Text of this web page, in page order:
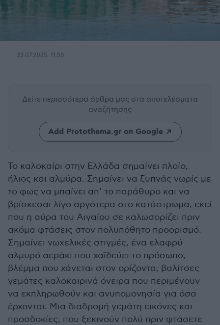
23.07.2025, 11:58
Δείτε περισσότερα άρθρα μας στα αποτελέσματα
αναζήτησης
Add Protothema.gr on Google
Το καλοκαίρι στην Ελλάδα σημαίνει πλοίο,
ήλιος και αλμύρα. Σημαίνει να ξυπνάς νωρίς με
το φως να μπαίνει απ’ το παράθυρο και να
βρίσκεσαι λίγο αργότερα στο κατάστρωμα, εκεί
που η αύρα του Αιγαίου σε καλωσορίζει πριν
ακόμα φτάσεις στον πολυπόθητο προορισμό.
Σημαίνει νωχελικές στιγμές, ένα ελαφρύ
αλμυρό αεράκι που χαϊδεύει το πρόσωπο,
βλέμμα που χάνεται στον ορίζοντα, βαλίτσες
γεμάτες καλοκαιρινά όνειρα που περιμένουν
να εκπληρωθούν και ανυπομονησία για όσα
έρχονται. Μια διαδρομή γεμάτη εικόνες και
προσδοκίες, που ξεκινούν πολύ πριν φτάσετε